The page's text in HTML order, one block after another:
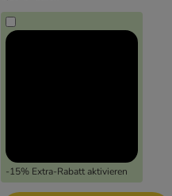
-15% Extra-Rabatt aktivieren